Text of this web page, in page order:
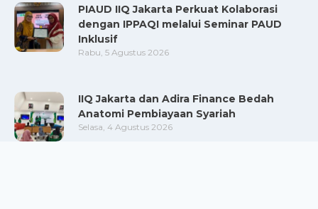
PIAUD IIQ Jakarta Perkuat Kolaborasi
dengan IPPAQI melalui Seminar PAUD
Inklusif
Rabu, 5 Agustus 2026
IIQ Jakarta dan Adira Finance Bedah
Anatomi Pembiayaan Syariah
Selasa, 4 Agustus 2026